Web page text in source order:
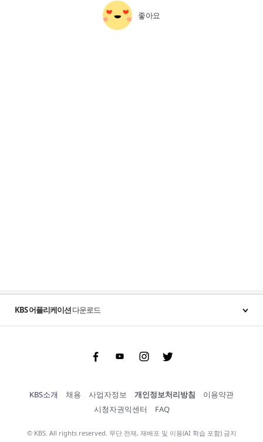
좋아요
KBS 어플리케이션다운로드
FacebookYoutubeInstgram Twitter
KBS소개 채용 사업자정보 개인정보처리방침
이용약관
시청자권익센터
FAQ
© KBS. All rights reserved. 무단 전재, 재배포 및 이용(AI 학습 포함) 금지